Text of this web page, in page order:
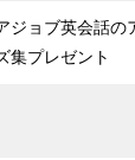
ジョブ英会話の
集プレゼント